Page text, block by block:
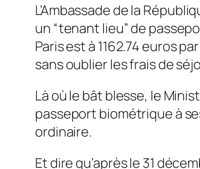
L’Ambassade de la
un “tenant lieu” de
Paris est à 1162.74 euros
sans oublier les frais de
Là où le bât blesse, le
passeport biométrique à
ordinaire.
Et dire qu’après le 31